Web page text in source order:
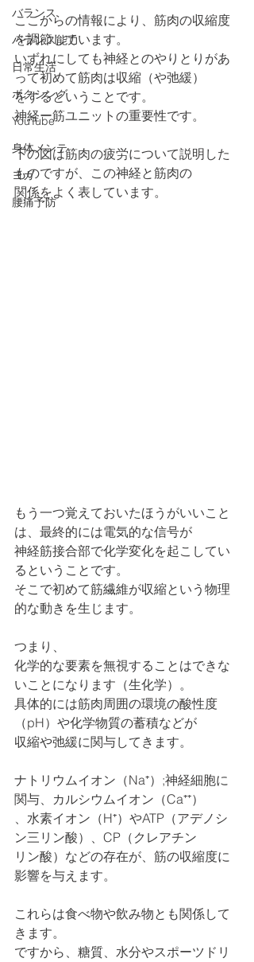
バランス
バランス能力
日常生活
ボクシング
YouTube
身体メンテ
ヨガ
腰痛予防
ここからの情報により、筋肉の収縮度
を調節しています。
いずれにしても神経とのやりとりがあ
って初めて筋肉は収縮（や弛緩）
をするということです。
神経ー筋ユニットの重要性です。
下の図は筋肉の疲労について説明した
ものですが、この神経と筋肉の
関係をよく表しています。
もう一つ覚えておいたほうがいいこと
は、最終的には電気的な信号が
神経筋接合部で化学変化を起こしてい
るということです。
そこで初めて筋繊維が収縮という物理
的な動きを生じます。
つまり、
化学的な要素を無視することはできな
いことになります（生化学）。
具体的には筋肉周囲の環境の酸性度
（pH）や化学物質の蓄積などが
収縮や弛緩に関与してきます。
ナトリウムイオン（Na⁺）;神経細胞に
関与、カルシウムイオン（Ca⁺⁺）
、水素イオン（H⁺）やATP（アデノシ
ン三リン酸）、CP（クレアチン
リン酸）などの存在が、筋の収縮度に
影響を与えます。
これらは食べ物や飲み物とも関係して
きます。
ですから、糖質、水分やスポーツドリ